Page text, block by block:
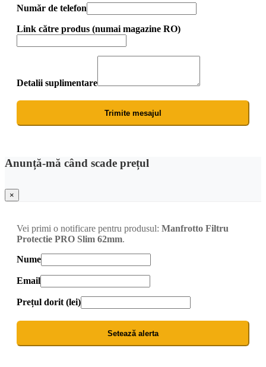
Număr de telefon
Link către produs (numai magazine RO)
Detalii suplimentare
Trimite mesajul
Anunță-mă când scade prețul
×
Vei primi o notificare pentru produsul: Manfrotto Filtru
Protectie PRO Slim 62mm.
Nume
Email
Prețul dorit (lei)
Setează alerta